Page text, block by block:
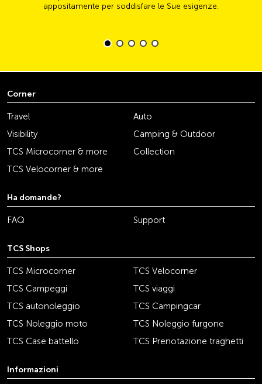
appositamente per soddisfare le Sue esigenze.
Corner
Travel
Auto
Visibility
Camping & Outdoor
TCS Microcorner & more
Collection
TCS Velocorner & more
Ha domande?
FAQ Support
TCS Shops
TCS Microcorner
TCS Velocorner
TCS Campeggi
TCS viaggi
TCS autonoleggio
TCS Campingcar
TCS Noleggio moto
TCS Noleggio furgone
TCS Case battello
TCS Prenotazione traghetti
Informazioni